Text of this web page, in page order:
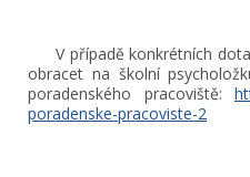
V případě konkrétních
obracet na školní
poradenského pracoviště:
poradenske-pracoviste-2